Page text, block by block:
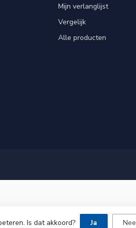
Mijn verlanglijst
Vergelijk
Alle producten
Is dat akkoord? Ja Nee